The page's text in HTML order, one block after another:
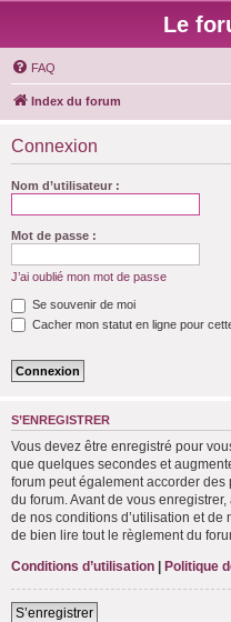
Le
FAQ
Index du forum
Connexion
Nom d’utilisateur :
Mot de passe :
J’ai oublié mon mot de passe
Se souvenir de moi
Cacher mon statut en ligne pour
S’ENREGISTRER
Vous devez être enregistré pour
que quelques secondes et
forum peut également accorder
du forum. Avant de vous
de nos conditions d’utilisation et
de bien lire tout le règlement du
Conditions d’utilisation | Politique
S’enregistrer